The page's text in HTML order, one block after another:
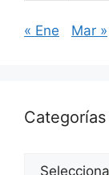
« Ene Mar »
Categorías
Categorías